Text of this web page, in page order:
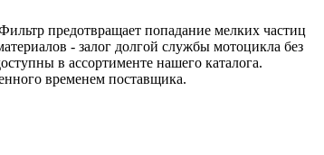
предотвращает попадание мелких частиц
- залог долгой службы мотоцикла без
в ассортименте нашего каталога.
временем поставщика.